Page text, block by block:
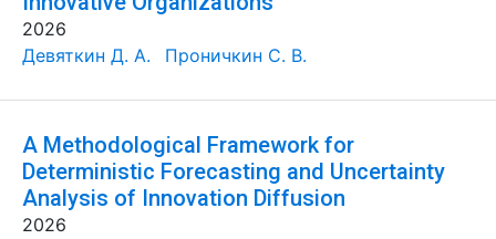
2026
Девяткин Д. А.
Проничкин С. В.
A Methodological Framework for
Deterministic Forecasting and Uncertainty
Analysis of Innovation Diffusion
2026